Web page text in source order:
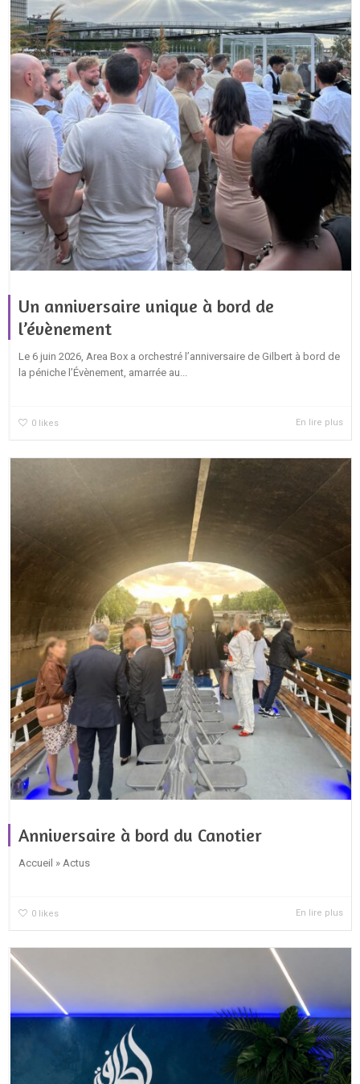
Un anniversaire unique à bord de
l’évènement
Le 6 juin 2026, Area Box a orchestré l’anniversaire de Gilbert à bord de
la péniche l’Évènement, amarrée au...
0 likes En lire plus
Anniversaire à bord du Canotier
Accueil » Actus
0 likes En lire plus